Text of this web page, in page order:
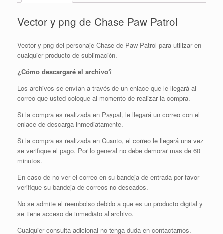
Vector y png de Chase Paw Patrol
Vector y png del personaje Chase de Paw Patrol para utilizar en
cualquier producto de sublimación.
¿Cómo descargaré el archivo?
Los archivos se envían a través de un enlace que le llegará al
correo que usted coloque al momento de realizar la compra.
Si la compra es realizada en Paypal, le llegará un correo con el
enlace de descarga inmediatamente.
Si la compra es realizada en Cuanto, el correo le llegará una vez
se verifique el pago. Por lo general no debe demorar mas de 60
minutos.
En caso de no ver el correo en su bandeja de entrada por favor
verifique su bandeja de correos no deseados.
No se admite el reembolso debido a que es un producto digital y
se tiene acceso de inmediato al archivo.
Cualquier consulta adicional no tenga duda en contactarnos.